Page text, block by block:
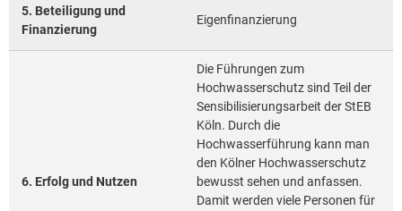
5. Beteiligung und
Finanzierung
Eigenfinanzierung
6. Erfolg und Nutzen
Die Führungen zum
Hochwasserschutz sind Teil der
Sensibilisierungsarbeit der StEB
Köln. Durch die
Hochwasserführung kann man
den Kölner Hochwasserschutz
bewusst sehen und anfassen.
Damit werden viele Personen für